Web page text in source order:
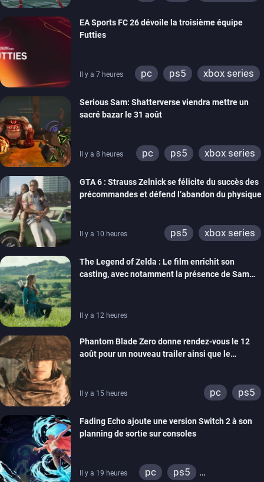
EA Sports FC 26 dévoile la troisième équipe
Futties
Il y a 7 heures pc ps5
xbox series
xbox one
switch 2
Serious Sam: Shatterverse viendra mettre un
sacré bazar le 31 août
Il y a 8 heures pc ps5 xbox series
GTA 6 : Strauss Zelnick se félicite du succès des
précommandes et défend l’abandon du physique
Il y a 10 heures ps5 xbox series
The Legend of Zelda : Le film enrichit son
casting, avec notamment la présence de Sam
Il y a 12 heures
Phantom Blade Zero donne rendez-vous le 12
août pour un nouveau trailer ainsi que le
Il y a 15 heures pc ps5
Fading Echo ajoute une version Switch 2 à son
planning de sortie sur consoles
Il y a 19 heures pc
ps5